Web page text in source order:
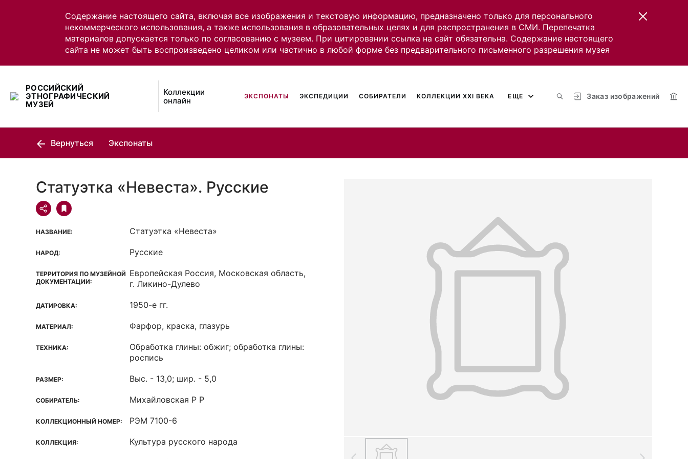
Содержание настоящего сайта, включая все изображения и текстовую информацию, предназначено только для персонального
некоммерческого использования, а также использования в образовательных целях и для распространения в СМИ. Перепечатка
материалов допускается только по согласованию с музеем. При цитировании ссылка на сайт обязательна. Содержание настоящего
сайта не может быть воспроизведено целиком или частично в любой форме без предварительного письменного разрешения музея
РОССИЙСКИЙ
ЭТНОГРАФИЧЕСКИЙ
МУЗЕЙ
Коллекции
онлайн
Заказ изображений
ЭКСПОНАТЫ ЭКСПЕДИЦИИ СОБИРАТЕЛИ КОЛЛЕКЦИИ XXI ВЕКА ЕЩЕ
Вернуться Экспонаты
Статуэтка «Невеста». Русские
НАЗВАНИЕ: Статуэтка «Невеста»
НАРОД: Русские
ТЕРРИТОРИЯ ПО МУЗЕЙНОЙ
ДОКУМЕНТАЦИИ:
Европейская Россия, Московская область,
г. Ликино-Дулево
ДАТИРОВКА: 1950-е гг.
МАТЕРИАЛ: Фарфор, краска, глазурь
ТЕХНИКА:
Обработка глины: обжиг; обработка глины:
роспись
РАЗМЕР: Выс. - 13,0; шир. - 5,0
СОБИРАТЕЛЬ: Михайловская Р Р
КОЛЛЕКЦИОННЫЙ НОМЕР: РЭМ 7100-6
КОЛЛЕКЦИЯ: Культура русского народа